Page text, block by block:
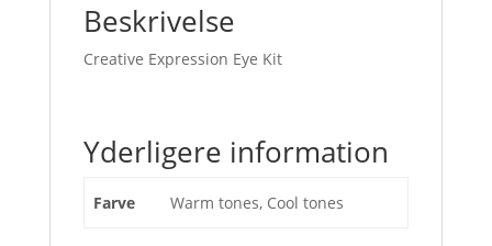
Beskrivelse
Creative Expression Eye Kit
Yderligere information
Farve Warm tones, Cool tones